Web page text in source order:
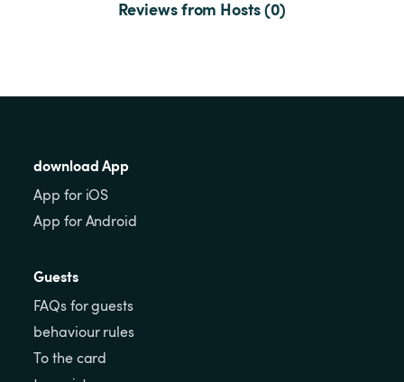
Reviews from Hosts (0)
download App
App for iOS
App for Android
Guests
FAQs for guests
behaviour rules
To the card